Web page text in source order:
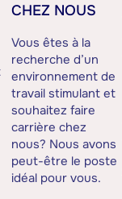
CHEZ NOUS
Vous êtes à la
recherche d’un
environnement de
travail stimulant et
souhaitez faire
carrière chez
nous? Nous avons
peut-être le poste
idéal pour vous.